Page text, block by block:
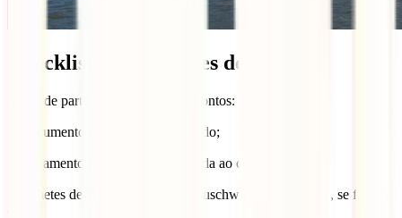
Checklist prático antes de viajar
Antes de partires, confirma estes pontos:
✔ documento de identificação válido;
✔ alojamento numa zona bem ligada ao centro;
✔ bilhetes de Wawel, Schindler, Auschwitz ou Wieliczka, se for o